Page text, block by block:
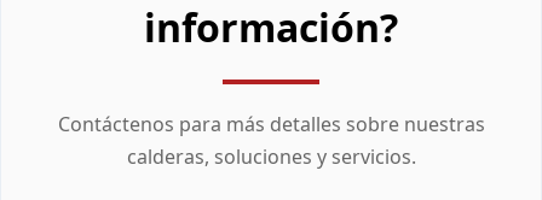
información?
Contáctenos para más detalles sobre nuestras
calderas, soluciones y servicios.